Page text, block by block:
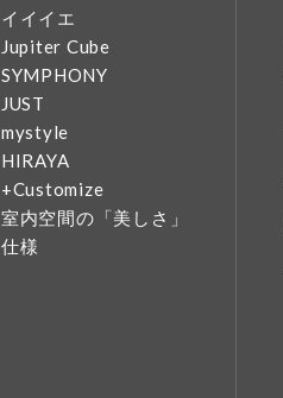
イイイエ
Jupiter Cube
SYMPHONY
JUST
mystyle
HIRAYA
+Customize
室内空間の「美しさ」
仕様